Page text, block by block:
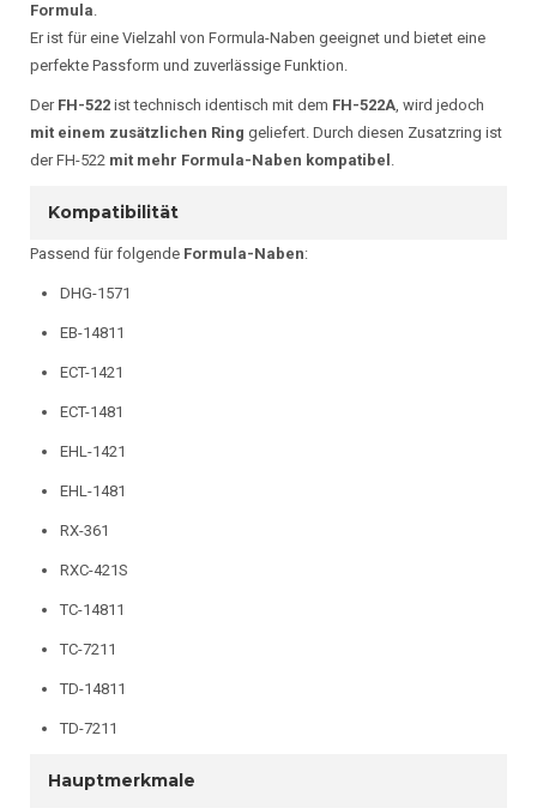
Formula.
Er ist für eine Vielzahl von Formula-Naben geeignet und bietet eine
perfekte Passform und zuverlässige Funktion.
Der FH-522 ist technisch identisch mit dem FH-522A, wird jedoch
mit einem zusätzlichen Ring geliefert. Durch diesen Zusatzring ist
der FH-522 mit mehr Formula-Naben kompatibel .
Kompatibilität
Passend für folgende Formula-Naben:
DHG-1571
EB-14811
ECT-1421
ECT-1481
EHL-1421
EHL-1481
RX-361
RXC-421S
TC-14811
TC-7211
TD-14811
TD-7211
Hauptmerkmale